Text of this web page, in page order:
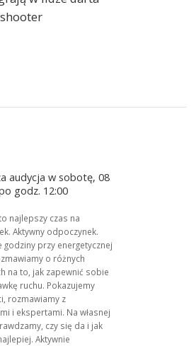
audycja w sobotę, 08
godz. 12:00
najlepszy czas na
Aktywny odpoczynek.
godziny przy energetycznej
o różnych
na to, jak zapewnić sobie
ruchu. Pokazujemy
rozmawiamy z
i ekspertami. Na własnej
czy się da i jak
Aktywnie